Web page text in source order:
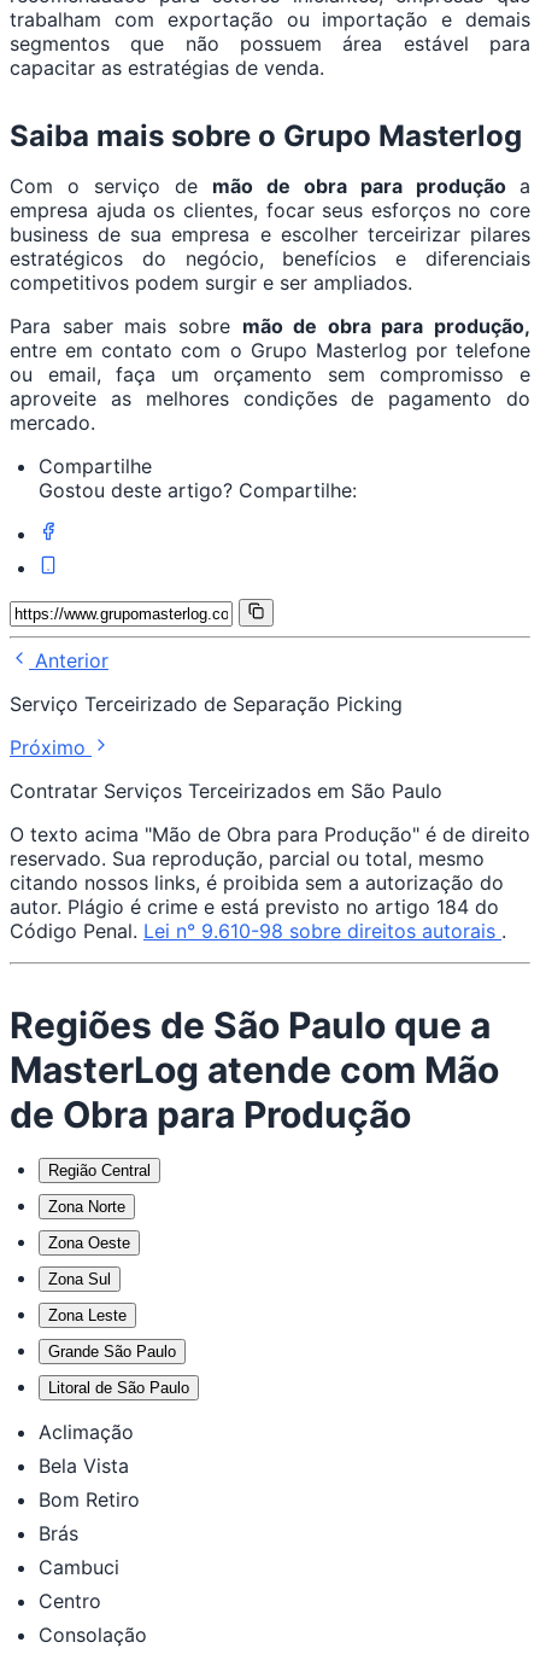
trabalham com exportação ou importação e demais
segmentos que não possuem área estável para
capacitar as estratégias de venda.
Saiba mais sobre o Grupo Masterlog
Com o serviço de mão de obra para produção a
empresa ajuda os clientes, focar seus esforços no core
business de sua empresa e escolher terceirizar pilares
estratégicos do negócio, benefícios e diferenciais
competitivos podem surgir e ser ampliados.
Para saber mais sobre mão de obra para produção,
entre em contato com o Grupo Masterlog por telefone
ou email, faça um orçamento sem compromisso e
aproveite as melhores condições de pagamento do
mercado.
Compartilhe
Gostou deste artigo? Compartilhe:
Anterior
Serviço Terceirizado de Separação Picking
Próximo
Contratar Serviços Terceirizados em São Paulo
O texto acima "Mão de Obra para Produção" é de direito
reservado. Sua reprodução, parcial ou total, mesmo
citando nossos links, é proibida sem a autorização do
autor. Plágio é crime e está previsto no artigo 184 do
Código Penal. Lei n° 9.610-98 sobre direitos autorais .
Regiões de São Paulo que a
MasterLog atende com Mão
de Obra para Produção
Região Central
Zona Norte
Zona Oeste
Zona Sul
Zona Leste
Grande São Paulo
Litoral de São Paulo
Aclimação
Bela Vista
Bom Retiro
Brás
Cambuci
Centro
Consolação